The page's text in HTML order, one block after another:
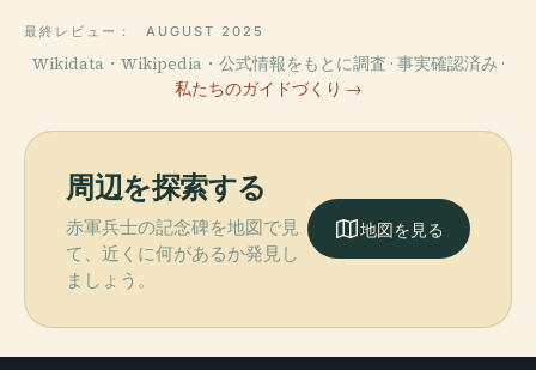
最終レビュー： AUGUST 2025
Wikidata・Wikipedia・公式情報をもとに調査 · 事実確認済み ·
私たちのガイドづくり →
周辺を探索する
赤軍兵士の記念碑を地図で見
て、近くに何があるか発見し
ましょう。
地図を見る